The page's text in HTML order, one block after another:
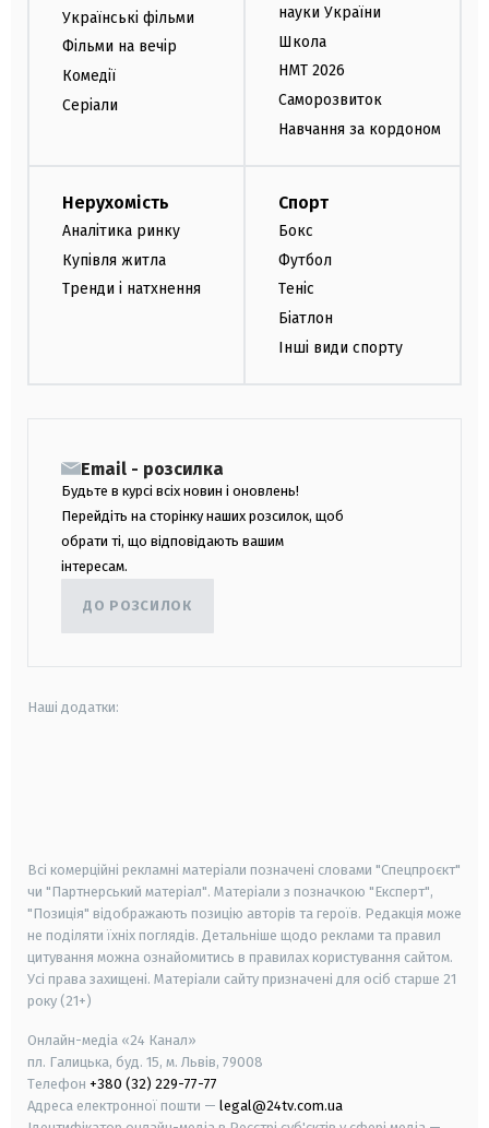
Українські фільми
Фільми на вечір
Комедії
Серіали
науки України
Школа
НМТ 2026
Саморозвиток
Навчання за кордоном
Нерухомість
Аналітика ринку
Купівля житла
Тренди і натхнення
Спорт
Бокс
Футбол
Теніс
Біатлон
Інші види спорту
Email - розсилка
Будьте в курсі всіх новин і оновлень!
Перейдіть на сторінку наших розсилок, щоб
обрати ті, що відповідають вашим
інтересам.
ДО РОЗСИЛОК
Наші додатки:
Всі комерційні рекламні матеріали позначені словами "Спецпроєкт"
чи "Партнерський матеріал". Матеріали з позначкою "Експерт",
"Позиція" відображають позицію авторів та героїв. Редакція може
не поділяти їхніх поглядів. Детальніше щодо реклами та правил
цитування можна ознайомитись в правилах користування сайтом.
Усі права захищені. Матеріали сайту призначені для осіб старше 21
року (21+)
Онлайн-медіа «24 Канал»
пл. Галицька, буд. 15, м. Львів, 79008
Телефон +380 (32) 229-77-77
Адреса електронної пошти — legal@24tv.com.ua